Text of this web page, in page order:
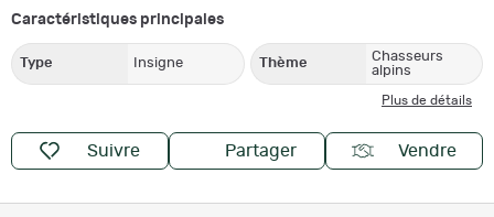
Caractéristiques principales
Type Insigne Thème
Chasseurs
alpins
Plus de détails
Suivre Partager Vendre